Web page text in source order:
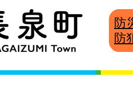
防
防